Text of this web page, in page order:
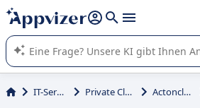
beantworten (mehrere Zeilen mit
Die KI von Appvizer führt Sie bei der
von SaaS-Software in Unternehmen.
IT-Service Private Cloud Actoncloud